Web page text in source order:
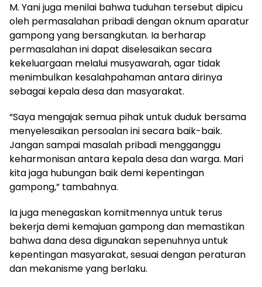
M. Yani juga menilai bahwa tuduhan tersebut dipicu
oleh permasalahan pribadi dengan oknum aparatur
gampong yang bersangkutan. Ia berharap
permasalahan ini dapat diselesaikan secara
kekeluargaan melalui musyawarah, agar tidak
menimbulkan kesalahpahaman antara dirinya
sebagai kepala desa dan masyarakat.
“Saya mengajak semua pihak untuk duduk bersama
menyelesaikan persoalan ini secara baik-baik.
Jangan sampai masalah pribadi mengganggu
keharmonisan antara kepala desa dan warga. Mari
kita jaga hubungan baik demi kepentingan
gampong,” tambahnya.
Ia juga menegaskan komitmennya untuk terus
bekerja demi kemajuan gampong dan memastikan
bahwa dana desa digunakan sepenuhnya untuk
kepentingan masyarakat, sesuai dengan peraturan
dan mekanisme yang berlaku.